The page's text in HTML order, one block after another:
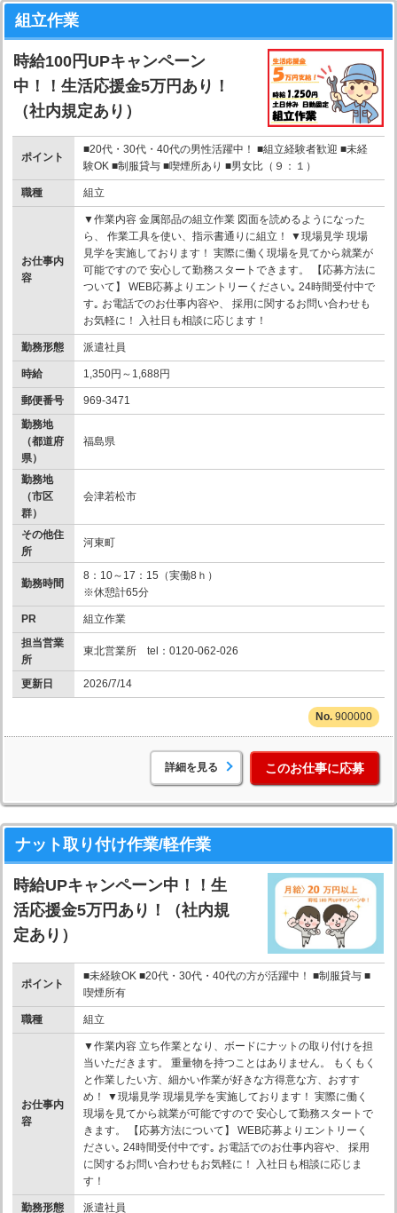
組立作業
時給100円UPキャンペーン
中！！生活応援金5万円あり！
（社内規定あり）
ポイント
■20代・30代・40代の男性活躍中！ ■組立経験者歓迎 ■未経
験OK ■制服貸与 ■喫煙所あり ■男女比（９：１）
職種 組立
お仕事内
容
▼作業内容 金属部品の組立作業 図面を読めるようになった
ら、 作業工具を使い、指示書通りに組立！ ▼現場見学 現場
見学を実施しております！ 実際に働く現場を見てから就業が
可能ですので 安心して勤務スタートできます。 【応募方法に
ついて】 WEB応募よりエントリーください｡ 24時間受付中で
す｡ お電話でのお仕事内容や、 採用に関するお問い合わせも
お気軽に！ 入社日も相談に応じます！
勤務形態 派遣社員
時給 1,350円～1,688円
郵便番号
969-3471
勤務地
（都道府
県）
福島県
勤務地
（市区
群）
会津若松市
その他住
所
河東町
勤務時間
8：10～17：15（実働8ｈ）
※休憩計65分
PR
組立作業
担当営業
所
東北営業所 tel：0120-062-026
更新日 2026/7/14
900000
詳細を見る このお仕事に応募
ナット取り付け作業/軽作業
時給UPキャンペーン中！！生
活応援金5万円あり！（社内規
定あり）
ポイント
■未経験OK ■20代・30代・40代の方が活躍中！ ■制服貸与 ■
喫煙所有
職種 組立
お仕事内
容
▼作業内容 立ち作業となり、ボードにナットの取り付けを担
当いただきます。 重量物を持つことはありません。 もくもく
と作業したい方、細かい作業が好きな方得意な方、おすす
め！ ▼現場見学 現場見学を実施しております！ 実際に働く
現場を見てから就業が可能ですので 安心して勤務スタートで
きます。 【応募方法について】 WEB応募よりエントリーく
ださい｡ 24時間受付中です｡ お電話でのお仕事内容や、 採用
に関するお問い合わせもお気軽に！ 入社日も相談に応じま
す！
勤務形態 派遣社員